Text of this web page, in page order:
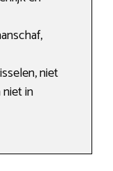
niet
in